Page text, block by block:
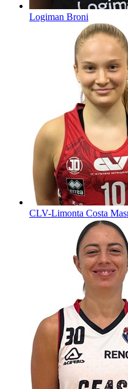
Logiman Broni
CLV-Limonta Costa